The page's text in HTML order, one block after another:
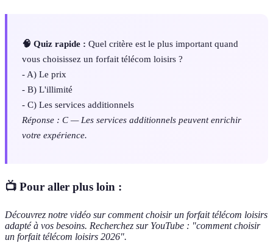
🧠 Quiz rapide : Quel critère est le plus important quand
vous choisissez un forfait télécom loisirs ?
- A) Le prix
- B) L'illimité
- C) Les services additionnels
Réponse : C — Les services additionnels peuvent enrichir
votre expérience.
📺 Pour aller plus loin :
Découvrez notre vidéo sur comment choisir un forfait télécom loisirs
adapté à vos besoins. Recherchez sur YouTube : "comment choisir
un forfait télécom loisirs 2026".